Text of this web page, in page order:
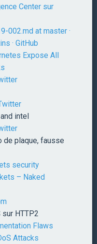
Center sur
002.md at master ·
· GitHub
Expose All
intel
de plaque, fausse
security
– Naked
HTTP2
Flaws
Attacks